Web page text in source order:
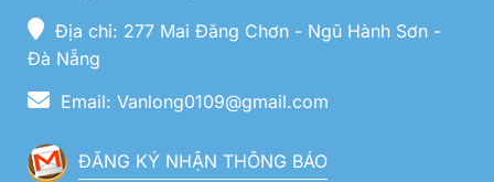
Địa chỉ: 277 Mai Đăng Chơn - Ngũ Hành Sơn -
Đà Nẵng
Email: Vanlong0109@gmail.com
ĐĂNG KÝ NHẬN THÔNG BÁO